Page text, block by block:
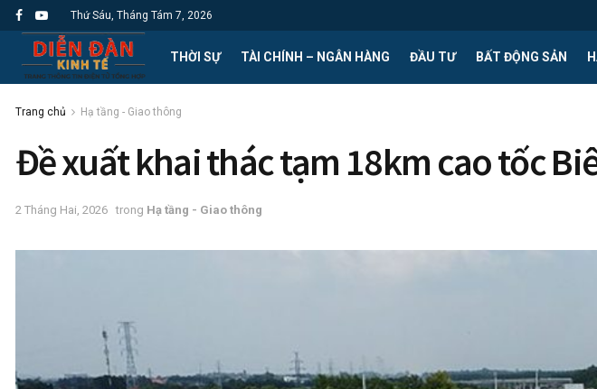
Thứ Sáu, Tháng Tám 7, 2026
THỜI SỰ TÀI CHÍNH – NGÂN HÀNG ĐẦU TƯ BẤT ĐỘNG SẢN
Trang chủ Hạ tầng - Giao thông
Đề xuất khai thác tạm 18km cao tốc
2 Tháng Hai, 2026 trong Hạ tầng - Giao thông